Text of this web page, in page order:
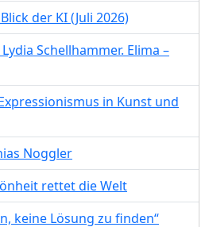
der KI (Juli 2026)
Schellhammer. Elima –
in Kunst und
Noggler
rettet die Welt
keine Lösung zu finden“